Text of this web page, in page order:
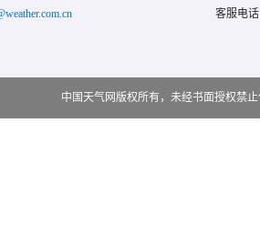
客服电
中国天气网版权所有，未经书面授权